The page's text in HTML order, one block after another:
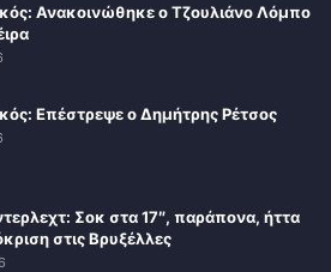
Ανακοινώθηκε ο Τζουλιάνο Λόμπο
Επέστρεψε ο Δημήτρης Ρέτσος
Σοκ στα 17″, παράπονα, ήττα
στις Βρυξέλλες